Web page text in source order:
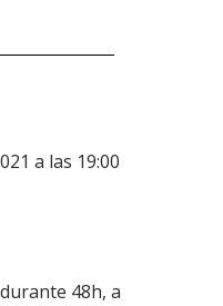
a las 19:00
48h, a